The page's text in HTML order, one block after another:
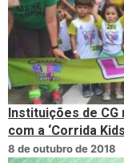
Instituições de
com a ‘Corrida
8 de outubro de 2018